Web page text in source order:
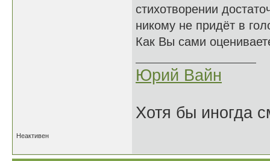
стихотворении
никому не придёт в
Как Вы сами
Юрий Вайн
Хотя бы иногда
Неактивен